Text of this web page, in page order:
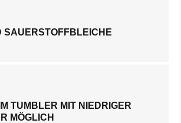
SAUERSTOFFBLEICHE
TUMBLER MIT NIEDRIGER
MÖGLICH